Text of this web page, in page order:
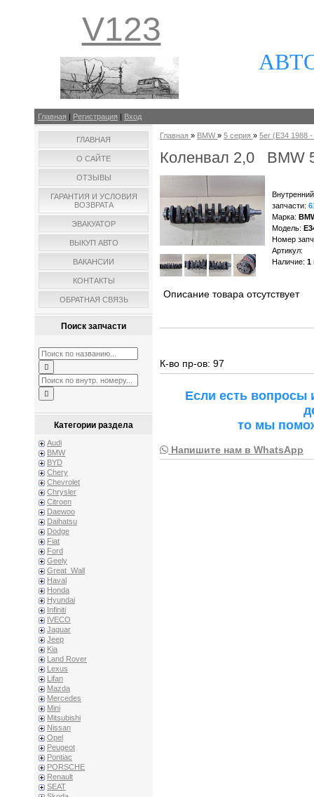
V123
Главная | Регистрация | Вход
ГЛАВНАЯ
О САЙТЕ
ОТЗЫВЫ
ГАРАНТИЯ И УСЛОВИЯ
ВОЗВРАТА
ЭВАКУАТОР
ВЫКУП АВТО
ВАКАНСИИ
КОНТАКТЫ
ОБРАТНАЯ СВЯЗЬ
Поиск запчасти
Категории раздела
Audi
BMW
BYD
Chery
Chevrolet
Chrysler
Citroen
Daewoo
Daihatsu
Dodge
Fiat
Ford
Geely
Great_Wall
Haval
Honda
Hyundai
Infiniti
IVECO
Jaguar
Jeep
Kia
Land Rover
Lexus
Lifan
Mazda
Mercedes
Mini
Mitsubishi
Nissan
Opel
Peugeot
Pontiac
PORSCHE
Renault
SEAT
Главная » BMW » 5 серия » 5er (E34 1988 -
Коленвал 2,0 BMW
запчасти:
Марка:
Модель:
Номер
Артикул:
Наличие: 1
Описание товара отсутствует
К-во пр-ов: 97
Если есть
то мы
Напишите нам в WhatsApp